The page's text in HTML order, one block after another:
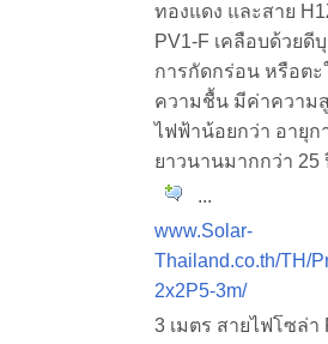
ทองแดง และสาย
PV1-F เคลือบด้วยดี
การกัดกร่อน หรือตะ
ความชื้น มีค่าความ
ไฟฟ้าน้อยกว่า อายุก
ยาวนานมากกว่า 25
...
www.Solar-
Thailand.co.th/TH/
2x2P5-3m/
3 เมตร สายไฟโซล่า